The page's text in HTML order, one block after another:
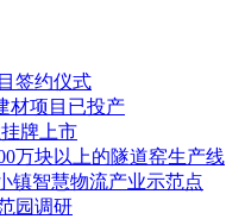
签约仪式
材项目已投产
牌上市
万块以上的隧道窑生产线
镇智慧物流产业示范点
园调研